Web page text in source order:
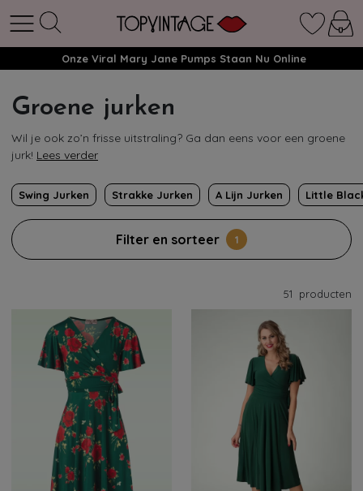
Onze Viral Mary Jane Pumps Staan Nu Online
Groene jurken
Wil je ook zo’n frisse uitstraling? Ga dan eens voor een groene
jurk! Lees verder
Swing Jurken Strakke Jurken A Lijn Jurken Little
Filter en sorteer 1
51 producten